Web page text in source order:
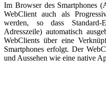
Im Browser des Smartphones
WebClient auch als
werden, so dass Standard-
Adresszeile) automatisch
WebClients über eine
Smartphones erfolgt. Der
und Aussehen wie eine native